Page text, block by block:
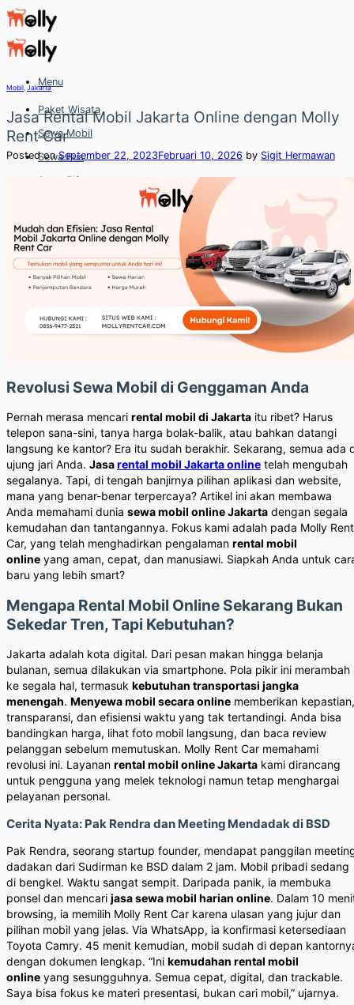
Skip
to
content
Menu
Paket Wisata
Sewa Mobil
Sewa Bus
Sewa Elf
Hubungi
Hubungi
Mobil Jakarta
Jasa Rental Mobil Jakarta Online dengan Molly
Rent Car
Posted onSeptember 22, 2023Februari 10, 2026 by Sigit Hermawan
Revolusi Sewa Mobil di Genggaman Anda
Pernah merasa mencari rental mobil di Jakarta itu ribet? Harus
telepon sana-sini, tanya harga bolak-balik, atau bahkan datangi
langsung ke kantor? Era itu sudah berakhir. Sekarang, semua ada
ujung jari Anda. Jasarental mobil Jakarta online telah mengubah
segalanya. Tapi, di tengah banjirnya pilihan aplikasi dan website,
mana yang benar-benar terpercaya? Artikel ini akan membawa
Anda memahami dunia sewa mobil online Jakarta dengan segala
kemudahan dan tantangannya. Fokus kami adalah pada Molly Rent
Car, yang telah menghadirkan pengalaman rental mobil
online yang aman, cepat, dan manusiawi. Siapkah Anda untuk
baru yang lebih smart?
Mengapa Rental Mobil Online Sekarang Bukan
Sekedar Tren, Tapi Kebutuhan?
Jakarta adalah kota digital. Dari pesan makan hingga belanja
bulanan, semua dilakukan via smartphone. Pola pikir ini merambah
ke segala hal, termasuk kebutuhan transportasi jangka
menengah. Menyewa mobil secara online memberikan kepastian,
transparansi, dan efisiensi waktu yang tak tertandingi. Anda bisa
bandingkan harga, lihat foto mobil langsung, dan baca review
pelanggan sebelum memutuskan. Molly Rent Car memahami
revolusi ini. Layanan rental mobil online Jakarta kami dirancang
untuk pengguna yang melek teknologi namun tetap menghargai
pelayanan personal.
Cerita Nyata: Pak Rendra dan Meeting Mendadak di BSD
Pak Rendra, seorang startup founder, mendapat panggilan
dadakan dari Sudirman ke BSD dalam 2 jam. Mobil pribadi sedang
di bengkel. Waktu sangat sempit. Daripada panik, ia membuka
ponsel dan mencari jasa sewa mobil harian online. Dalam 10
browsing, ia memilih Molly Rent Car karena ulasan yang jujur dan
pilihan mobil yang jelas. Via WhatsApp, ia konfirmasi ketersediaan
Toyota Camry. 45 menit kemudian, mobil sudah di depan
dengan dokumen lengkap. “Ini kemudahan rental mobil
online yang sesungguhnya. Semua cepat, digital, dan trackable.
Saya bisa fokus ke materi presentasi, bukan cari mobil,” ujarnya.